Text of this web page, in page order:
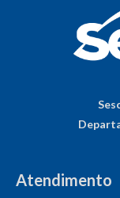
Atendimento